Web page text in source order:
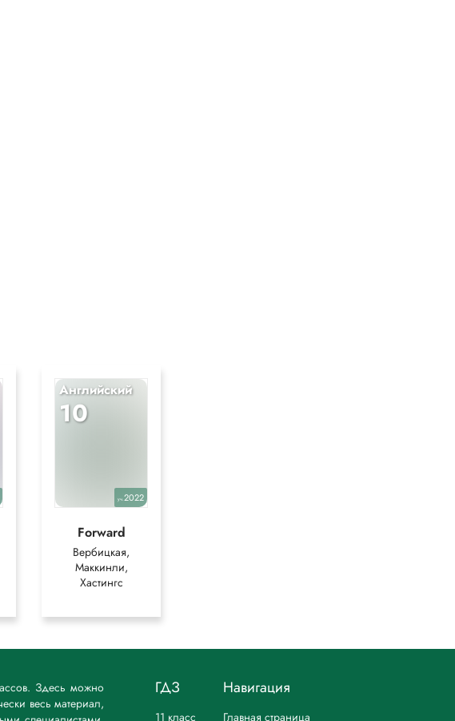
Английский
10
уч.2022
Forward
Вербицкая,
Маккинли,
Хастингс
Здесь можно
весь материал,
ГДЗ
11 класс
Навигация
Главная страница